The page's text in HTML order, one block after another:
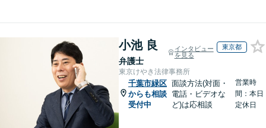
小池 良
弁護士
インタビュー
を見る
東京都
東京けやき法律事務所
千葉市緑区
からも相談
受付中
面談方法(対面・
電話・ビデオな
ど)は応相談
営業時
間：本日
定休日